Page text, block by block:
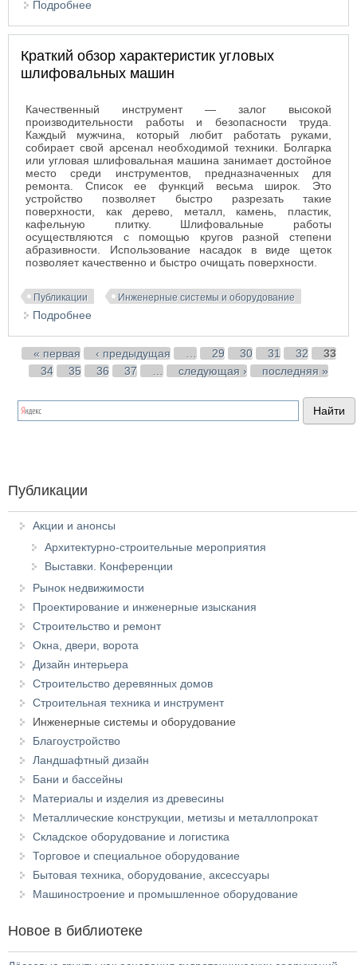
Подробнее
Краткий обзор характеристик угловых
шлифовальных машин
Качественный инструмент — залог высокой
производительности работы и безопасности труда.
Каждый мужчина, который любит работать руками,
собирает свой арсенал необходимой техники. Болгарка
или угловая шлифовальная машина занимает достойное
место среди инструментов, предназначенных для
ремонта. Список ее функций весьма широк. Это
устройство позволяет быстро разрезать такие
поверхности, как дерево, металл, камень, пластик,
кафельную плитку. Шлифовальные работы
осуществляются с помощью кругов разной степени
абразивности. Использование насадок в виде щеток
позволяет качественно и быстро очищать поверхности.
Публикации Инженерные системы и оборудование
Подробнее
Страницы
« первая ‹ предыдущая 29 30 31 32
33
34
35 36 37 следующая › последняя »
Публикации
Акции и анонсы
Архитектурно-строительные мероприятия
Выставки. Конференции
Рынок недвижимости
Проектирование и инженерные изыскания
Строительство и ремонт
Окна, двери, ворота
Дизайн интерьера
Строительство деревянных домов
Строительная техника и инструмент
Инженерные системы и оборудование
Благоустройство
Ландшафтный дизайн
Бани и бассейны
Материалы и изделия из древесины
Металлические конструкции, метизы и металлопрокат
Складское оборудование и логистика
Торговое и специальное оборудование
Бытовая техника, оборудование, аксессуары
Машиностроение и промышленное оборудование
Новое в библиотеке